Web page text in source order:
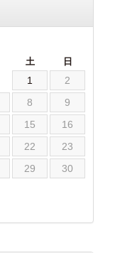
土 日
1
2
8
9
15
16
22
23
29
30